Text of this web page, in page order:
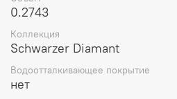
0.2743
Коллекция
Schwarzer Diamant
Водоотталкивающее покрытие
нет